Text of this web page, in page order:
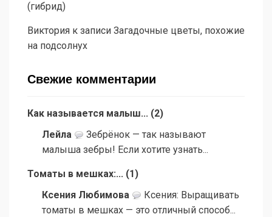
(гибрид)
Виктория к записи Загадочные цветы, похожие
на подсолнух
Свежие комментарии
Как называется малыш... (2)
Лейла
Зебрёнок — так называют
малыша зебры! Если хотите узнать...
Томаты в мешках:... (1 )
Ксения Любимова
Ксения: Выращивать
томаты в мешках — это отличный способ...